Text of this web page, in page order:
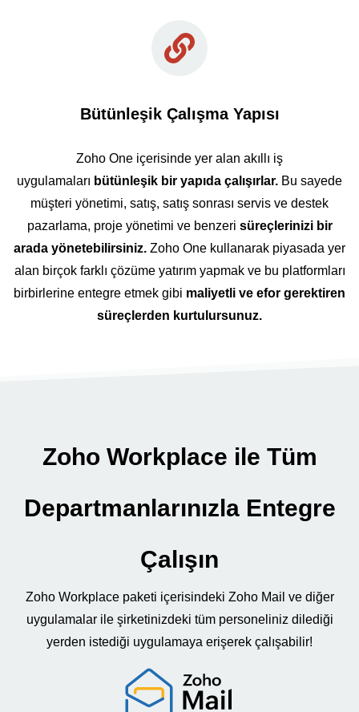
Bütünleşik Çalışma Yapısı
Zoho One içerisinde yer alan akıllı iş
uygulamaları bütünleşik bir yapıda çalışırlar. Bu sayede
müşteri yönetimi, satış, satış sonrası servis ve destek
pazarlama, proje yönetimi ve benzeri süreçlerinizi bir
arada yönetebilirsiniz. Zoho One kullanarak piyasada yer
alan birçok farklı çözüme yatırım yapmak ve bu platformları
birbirlerine entegre etmek gibi maliyetli ve efor gerektiren
süreçlerden kurtulursunuz.
Zoho Workplace ile Tüm
Departmanlarınızla Entegre
Çalışın
Zoho Workplace paketi içerisindeki Zoho Mail ve diğer
uygulamalar ile şirketinizdeki tüm personeliniz dilediği
yerden istediği uygulamaya erişerek çalışabilir!